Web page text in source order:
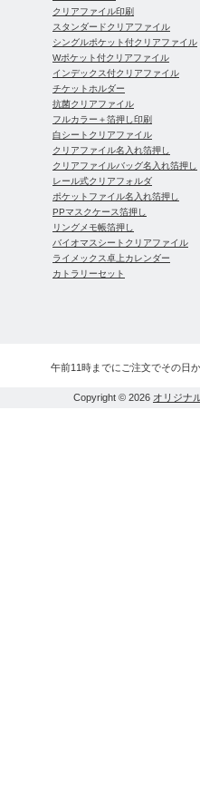
クリアファイル印刷
スタンダードクリアファイル
シングルポケット付クリアファイル
Wポケット付クリアファイル
インデックス付クリアファイル
チケットホルダー
抗菌クリアファイル
フルカラー＋箔押し印刷
白シートクリアファイル
クリアファイル名入れ箔押し
クリアファイルバッグ名入れ箔押し
レール式クリアフォルダ
ポケットファイル名入れ箔押し
PPマスクケース箔押し
リングメモ帳箔押し
バイオマスシートクリアファイル
ライメックス卓上カレンダー
カトラリーセット
午前11時までにご注文でその日
Copyright © 2026 オリジナ